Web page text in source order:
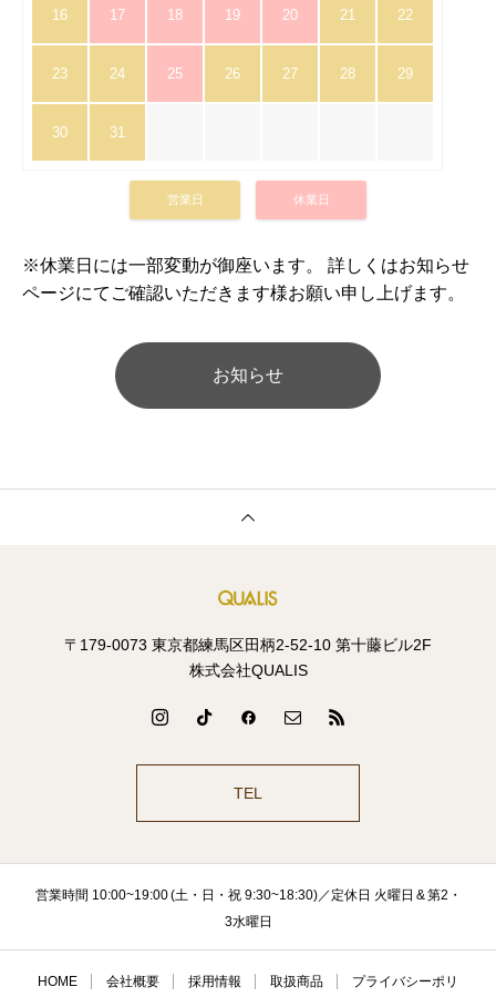
16 17 18 19 20 21 22
23 24 25 26 27 28 29
30 31
営業日 休業日
※休業日には一部変動が御座います。 詳しくはお知らせ
ページにてご確認いただきます様お願い申し上げます。
お知らせ
〒179-0073 東京都練馬区田柄2-52-10 第十藤ビル2F
株式会社QUALIS
TEL
営業時間 10:00~19:00 (土・日・祝 9:30~18:30)／定休日 火曜日 & 第2・
3水曜日
HOME 会社概要 採用情報 取扱商品 プライバシーポリ